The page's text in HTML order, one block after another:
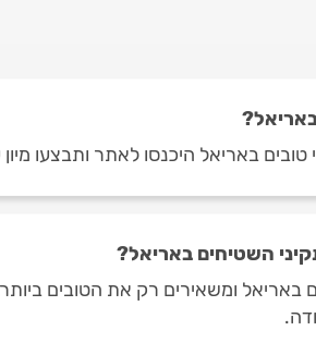
באריאל היכנסו לאתר ותבצעו
השטיחים באריאל?
באריאל ומשאירים רק את הטובים